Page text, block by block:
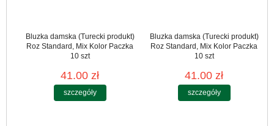
Bluzka damska (Turecki produkt)
Roz Standard, Mix Kolor Paczka
10 szt
41.00 zł
szczegóły
Bluzka damska (Turecki produkt)
Roz Standard, Mix Kolor Paczka
10 szt
41.00 zł
szczegóły